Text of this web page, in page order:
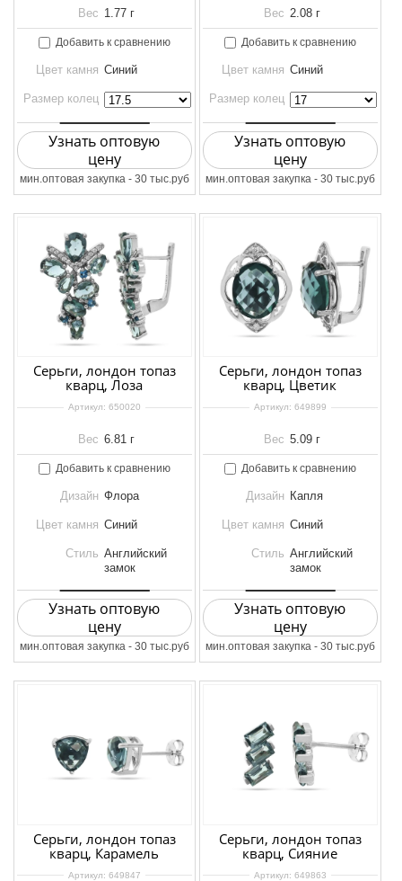
Вес 1.77 г
Добавить к сравнению
Цвет камня Синий
Размер колец
Узнать оптовую
цену
мин.оптовая закупка - 30 тыс.руб
Вес 2.08 г
Добавить к сравнению
Цвет камня Синий
Размер колец
Узнать оптовую
цену
мин.оптовая закупка - 30 тыс.руб
Серьги, лондон топаз
кварц, Лоза
Артикул: 650020
Вес 6.81 г
Добавить к сравнению
Дизайн Флора
Цвет камня Синий
Стиль Английский
замок
Узнать оптовую
цену
мин.оптовая закупка - 30 тыс.руб
Серьги, лондон топаз
кварц, Цветик
Артикул: 649899
Вес 5.09 г
Добавить к сравнению
Дизайн Капля
Цвет камня Синий
Стиль Английский
замок
Узнать оптовую
цену
мин.оптовая закупка - 30 тыс.руб
Серьги, лондон топаз
кварц, Карамель
Артикул: 649847
Серьги, лондон топаз
кварц, Сияние
Артикул: 649863